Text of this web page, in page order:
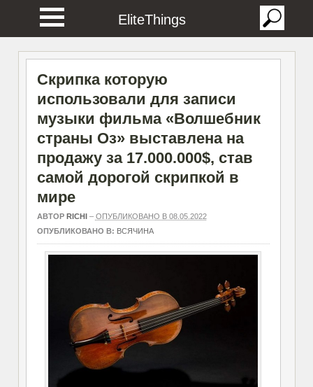
EliteThings
Скрипка которую
использовали для записи
музыки фильма «Волшебник
страны Оз» выставлена на
продажу за 17.000.000$, став
самой дорогой скрипкой в
мире
АВТОР RICHI– ОПУБЛИКОВАНО В 08.05.2022
ОПУБЛИКОВАНО В: ВСЯЧИНА